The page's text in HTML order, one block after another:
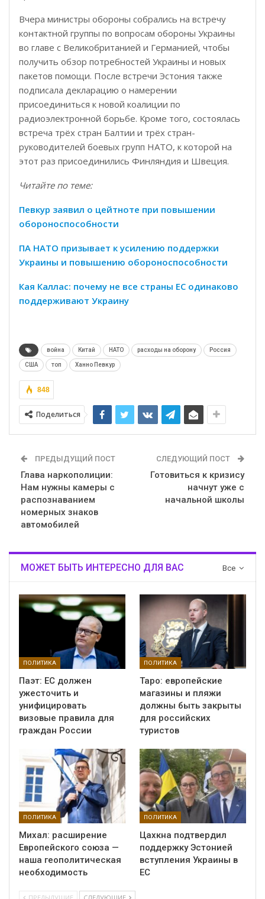
Вчера министры обороны собрались на встречу
контактной группы по вопросам обороны Украины
во главе с Великобританией и Германией, чтобы
получить обзор потребностей Украины и новых
пакетов помощи. После встречи Эстония также
подписала декларацию о намерении
присоединиться к новой коалиции по
радиоэлектронной борьбе. Кроме того, состоялась
встреча трёх стран Балтии и трёх стран-
руководителей боевых групп НАТО, к которой на
этот раз присоединились Финляндия и Швеция.
Читайте по теме:
Певкур заявил о цейтноте при повышении
обороноспособности
ПА НАТО призывает к усилению поддержки
Украины и повышению обороноспособности
Кая Каллас: почему не все страны ЕС одинаково
поддерживают Украину
война Китай НАТО расходы на оборону Россия
США топ Ханно Певкур
848
Поделиться
ПРЕДЫДУЩИЙ ПОСТ
Глава наркополиции:
Нам нужны камеры с
распознаванием
номерных знаков
автомобилей
СЛЕДУЮЩИЙ ПОСТ
Готовиться к кризису
начнут уже с
начальной школы
Все
МОЖЕТ БЫТЬ ИНТЕРЕСНО ДЛЯ ВАС
ПОЛИТИКА
Паэт: ЕС должен
ужесточить и
унифицировать
визовые правила для
граждан России
ПОЛИТИКА
Таро: европейские
магазины и пляжи
должны быть закрыты
для российских
туристов
ПОЛИТИКА
Михал: расширение
Европейского союза —
наша геополитическая
необходимость
ПОЛИТИКА
Цахкна подтвердил
поддержку Эстонией
вступления Украины в
ЕС